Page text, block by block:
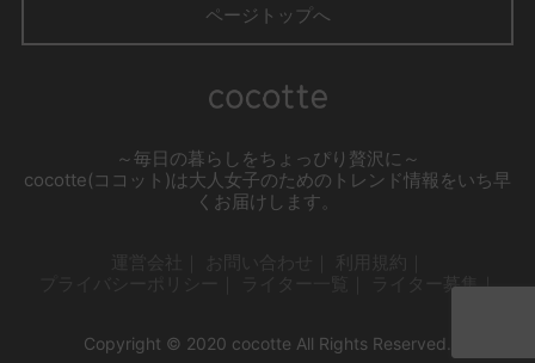
ページトップへ
～毎日の暮らしをちょっぴり贅沢に～
cocotte(ココット)は大人女子のためのトレンド情報をいち早
くお届けします。
ライター募集
Copyright © 2020 cocotte All Rights Reserved.